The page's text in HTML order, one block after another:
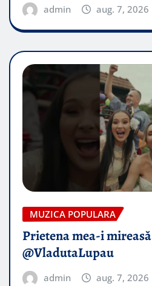
admin aug. 7, 2026
MUZICA POPULARA
Prietena mea-i mireasă​
@VladutaLupau
admin aug. 7, 2026